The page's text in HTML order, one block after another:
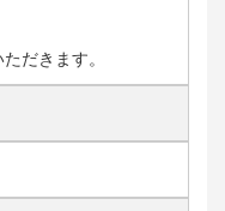
だきます。